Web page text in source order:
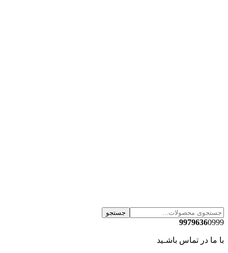
جستجو
99796360999
با ما در تماس باشـید